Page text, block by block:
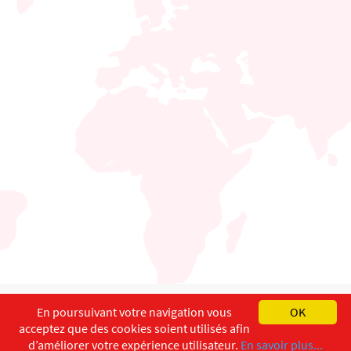
English Français
Copyright ©ISEC-AdW Impressum
OK
En poursuivant votre navigation vous
acceptez que des cookies soient utilisés afin
d’améliorer votre expérience utilisateur. En savoir plus...